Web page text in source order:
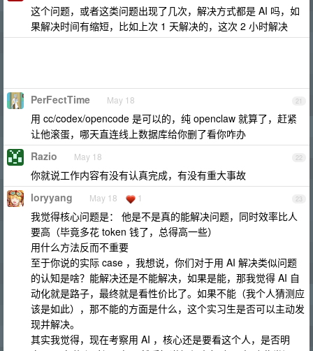
这个问题，或者这类问题出现了几次，解决方式都是 AI 吗，如
果解决时间有缩短，比如上次 1 天解决的，这次 2 小时解决
21
PerFectTime May 18
用 cc/codex/opencode 是可以的，纯 openclaw 就算了，赶紧
让他滚蛋，哪天直连线上数据库给你删了看你咋办
22
Razio May 18
你就说工作内容有没有认真完成，有没有重大事故
23
loryyang May 18 1
我觉得核心问题是： 他是不是真的能解决问题，同时效率比人
要高（毕竟多花 token 钱了，总得高一些）
用什么方法反而不重要
至于你说的实际 case ，我想说，你们对于用 AI 解决类似问题
的认知是啥？能解决还是不能解决，如果是能，那我觉得 AI 自
动化就是路子，最终就是看性价比了。如果不能（我个人猜测应
该是如此），那不能的方面是什么，这个实习生是否可以主动发
现并解决。
其实我觉得，现在考察用 AI ，核心还是要看这个人，是否明